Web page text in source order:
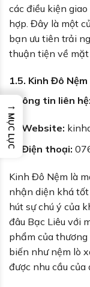
các điều kiện
hợp. Đây là một
bạn ưu tiên trải
thuận tiện về mặt
1.5. Kinh Đô Nệm
Thông tin liên hệ:
Website:
Điện thoại:
Kinh Đô Nệm là
nhận diện khá
hút sự chú ý của
đâu Bạc Liêu với
phẩm của
biến như nệm lò
được nhu cầu của
→
MỤC LỤC